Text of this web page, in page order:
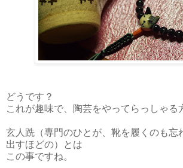
どうです？
これが趣味で、陶芸をやってらっしゃる
玄人跣（専門のひとが、靴を履くのも忘
出すほどの）とは
この事ですね。